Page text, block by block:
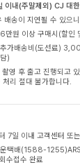
이내(주말제외) CJ 대
배송이 지연될 수 있으
만원 이상 구매시(할인
가배송비(도선료)
)
영 후 출고 진행되고
리 절대 불가합니다.
7일 이내 고객센터 또
택배(1588-
수접수 완료